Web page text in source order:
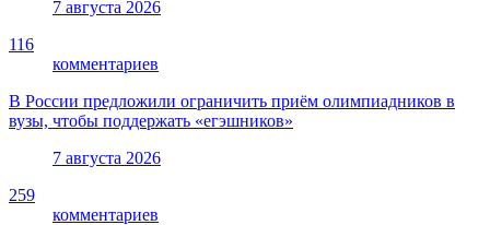
7 августа 2026
116
комментариев
В России предложили ограничить приём олимпиадников в
вузы, чтобы поддержать «егэшников»
7 августа 2026
259
комментариев